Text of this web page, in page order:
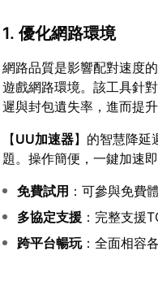
1. 優化網路環境
網路品質是影響配對速度
遊戲網路環境。該工具針
遲與封包遺失率，進而提升
【UU加速器】的智慧降延
題。操作簡便，一鍵加速
免費試用 ：可參與免費
多協定支援 ：完整支援
跨平台暢玩：全面相容